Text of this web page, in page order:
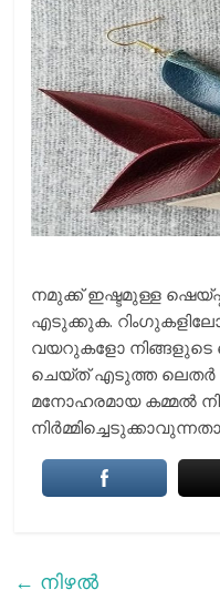
നമുക്ക് ഇഷ്ടമുള്ള
എടുക്കുക.
വയറുകളോ നിങ്ങളുടെ
ചെയ്ത് എടുത്ത
മനോഹരമായ കമ്മല്‍
← നിഴല്‍